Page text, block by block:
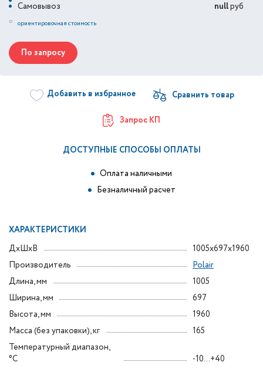
Самовывоз nullруб
* ориентировочная стоимость
По запросу
Добавить в избранное
Запрос КП
ДОСТУПНЫЕ СПОСОБЫ ОПЛАТЫ
Оплата наличными
Безналичный расчет
ХАРАКТЕРИСТИКИ
ДxШxВ
1005x697x1960
Производитель
Polair
Длина, мм
1005
Ширина, мм
697
Высота, мм
1960
Масса (без упаковки), кг
165
Температурный диапазон,
°C
-10...+40